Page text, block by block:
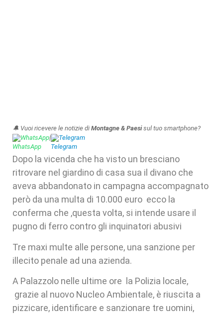
🔔 Vuoi ricevere le notizie di Montagne & Paesisul tuo smartphone?
WhatsApp| Telegram
Dopo la vicenda che ha visto un bresciano
ritrovare nel giardino di casa sua il divano che
aveva abbandonato in campagna accompagnato
però da una multa di 10.000 euro ecco la
conferma che ,questa volta, si intende usare il
pugno di ferro contro gli inquinatori abusivi
Tre maxi multe alle persone, una sanzione per
illecito penale ad una azienda.
A Palazzolo nelle ultime ore la Polizia locale,
grazie al nuovo Nucleo Ambientale, è riuscita a
pizzicare, identificare e sanzionare tre uomini,